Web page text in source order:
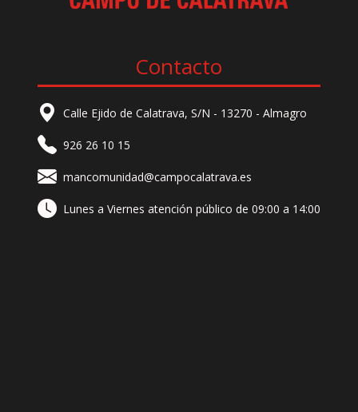
Contacto
Calle Ejido de Calatrava, S/N - 13270 - Almagro
926 26 10 15
mancomunidad@campocalatrava.es
Lunes a Viernes atención público de 09:00 a 14:00